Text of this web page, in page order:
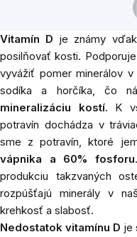
Vitamín D je známy
posilňovať kosti.
vyvážiť pomer minerálov
sodíka a horčíka, čo
mineralizáciu kostí. K
potravín dochádza v
sme z potravín, ktoré
vápnika a 60% fosforu
produkciu takzvaných
rozpúšťajú minerály v
krehkosť a slabosť.
Nedostatok vitamínu D je